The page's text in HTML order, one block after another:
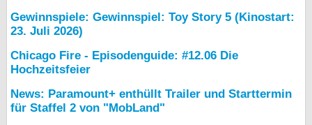
Gewinnspiele: Gewinnspiel: Toy Story 5 (Kinostart:
23. Juli 2026)
Chicago Fire - Episodenguide: #12.06 Die
Hochzeitsfeier
News: Paramount+ enthüllt Trailer und Starttermin
für Staffel 2 von "MobLand"